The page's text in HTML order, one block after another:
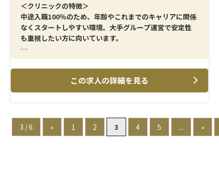
＜クリニックの特徴＞
中途入職100％のため、年齢やこれまでのキャリアに関係
なくスタートしやすい環境。大手グループ運営で安定性
も重視したい方に向いています。
＜メイン施術＞
AGA治療・美容皮膚科に関する看護業務が中心。専門性
を身につけながら、無理のないペースで働けます。
野が初めてでも、段階的に慣れていけます。
この求人の詳細を見る
3 / 6 « 1 2 3 4 5 ... »